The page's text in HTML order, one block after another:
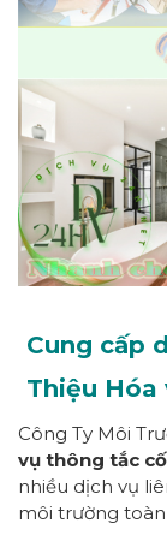
Cung cấp
Thiệu Hóa
Công Ty Môi
vụ thông tắc
nhiều dịch vụ
môi trường